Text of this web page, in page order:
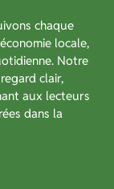
chaque
locale,
Notre
clair,
aux lecteurs
dans la